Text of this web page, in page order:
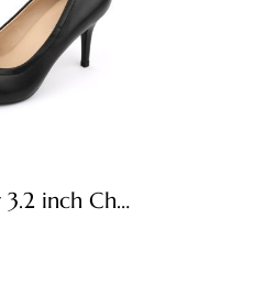
Grace Glow 3.2 inch Charcoal